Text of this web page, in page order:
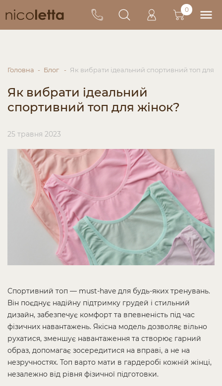
0
Головна Блог Як вибрати ідеальний спортивний топ для
Як вибрати ідеальний
спортивний топ для жінок?
25 травня 2023
Спортивний топ — must‑have для будь‑яких тренувань.
Він поєднує надійну підтримку грудей і стильний
дизайн, забезпечує комфорт та впевненість під час
фізичних навантажень. Якісна модель дозволяє вільно
рухатися, зменшує навантаження та створює гарний
образ, допомагає зосередитися на вправі, а не на
незручностях. Топ варто мати в гардеробі кожній жінці,
незалежно від рівня фізичної підготовки.